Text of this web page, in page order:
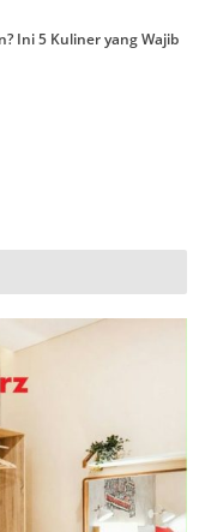
Ini 5 Kuliner yang Wajib